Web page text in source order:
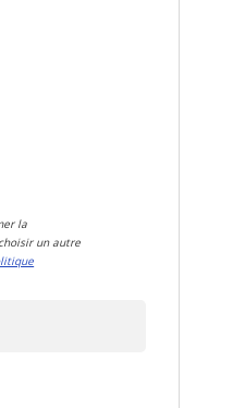
la
un autre